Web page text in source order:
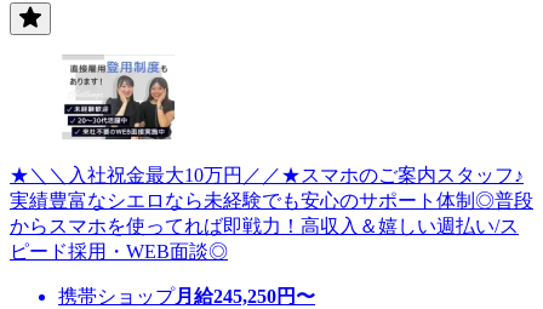
★＼＼入社祝金最大10万円／／★スマホのご案内スタッフ♪
実績豊富なシエロなら未経験でも安心のサポート体制◎普段
からスマホを使ってれば即戦力！高収入＆嬉しい週払い/ス
ピード採用・WEB面談◎
携帯ショップ月給245,250円〜